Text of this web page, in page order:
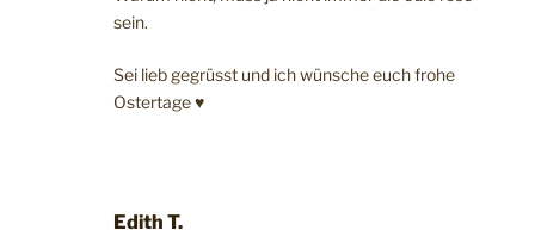
sein.
Sei lieb gegrüsst und ich wünsche euch frohe
Ostertage ♥
Edith T.